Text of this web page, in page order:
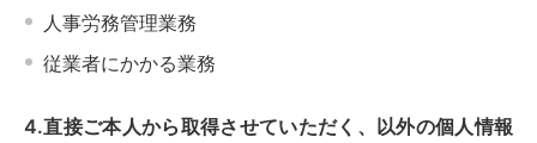
人事労務管理業務
従業者にかかる業務
4.直接ご本人から取得させていただく、以外の個人情報